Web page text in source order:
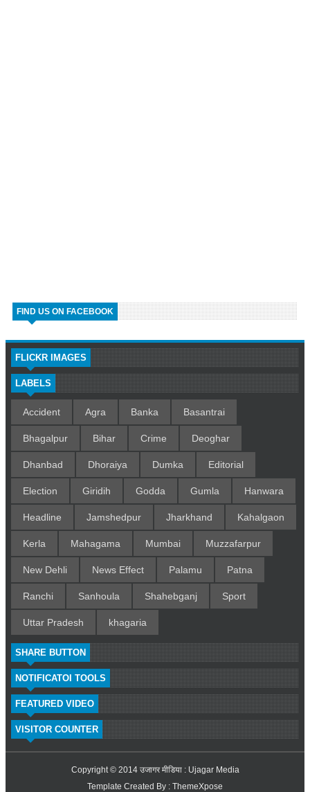
FIND US ON FACEBOOK
FLICKR IMAGES
LABELS
Accident Agra Banka Basantrai
Bhagalpur Bihar Crime Deoghar
Dhanbad Dhoraiya Dumka Editorial
Election Giridih Godda Gumla Hanwara
Headline Jamshedpur Jharkhand Kahalgaon
Kerla Mahagama Mumbai Muzzafarpur
New Dehli News Effect Palamu Patna
Ranchi Sanhoula Shahebganj Sport
Uttar Pradesh khagaria
SHARE BUTTON
NOTIFICATOI TOOLS
FEATURED VIDEO
VISITOR COUNTER
Copyright © 2014 उजागर मीडिया : Ujagar Media
Template Created By : ThemeXpose